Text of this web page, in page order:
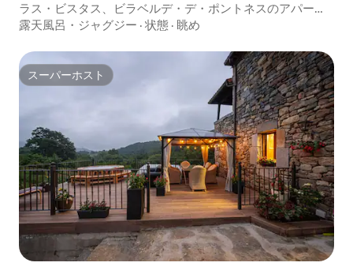
ン・アパート
ラス・ビスタス、ビラベルデ・デ・ポントネスのアパー
ト。
露天風呂・ジャグジー · 状態 · 眺め
スーパーホスト
スーパーホスト